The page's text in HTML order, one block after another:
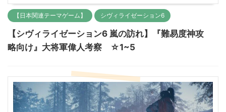
【日本関連テーマゲーム】 シヴィライゼーション6
【シヴィライゼーション6 嵐の訪れ】『難易度神攻
略向け』大将軍偉人考察 ☆1~5